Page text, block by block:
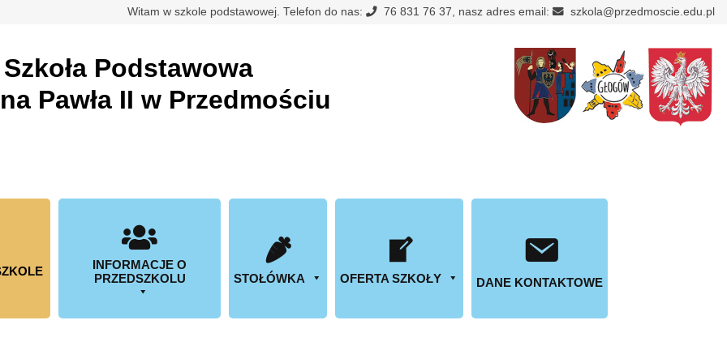
Witam w szkole podstawowej. Telefon do nas: 76 831 76 37, nasz adres email: szkola@przedmoscie.edu.pl
Szkoła Podstawowa
Pawła II w Przedmościu
INFORMACJE O
PRZEDSZKOLU
STOŁÓWKA OFERTA SZKOŁY DANE KONTAKTOWE